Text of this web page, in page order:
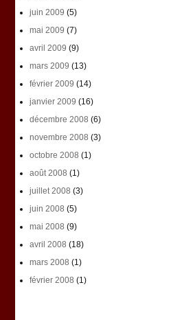
juin 2009 (5)
mai 2009 (7)
avril 2009 (9)
mars 2009 (13)
février 2009 (14)
janvier 2009 (16)
décembre 2008 (6)
novembre 2008 (3)
octobre 2008 (1)
août 2008 (1)
juillet 2008 (3)
juin 2008 (5)
mai 2008 (9)
avril 2008 (18)
mars 2008 (1)
février 2008 (1)